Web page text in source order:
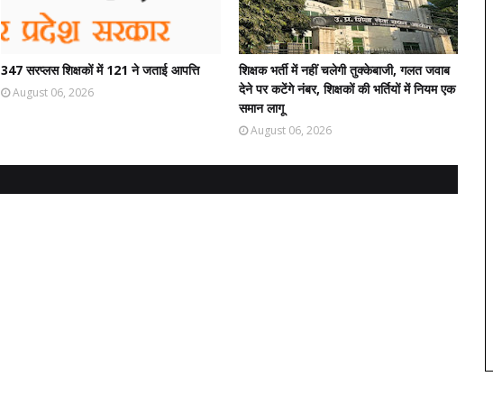
347 सरप्लस शिक्षकों में 121 ने जताई आपत्ति
August 06, 2026
शिक्षक भर्ती में नहीं चलेगी तुक्केबाजी, गलत जवाब
देने पर कटेंगे नंबर, शिक्षकों की भर्तियों में नियम एक
समान लागू
August 06, 2026